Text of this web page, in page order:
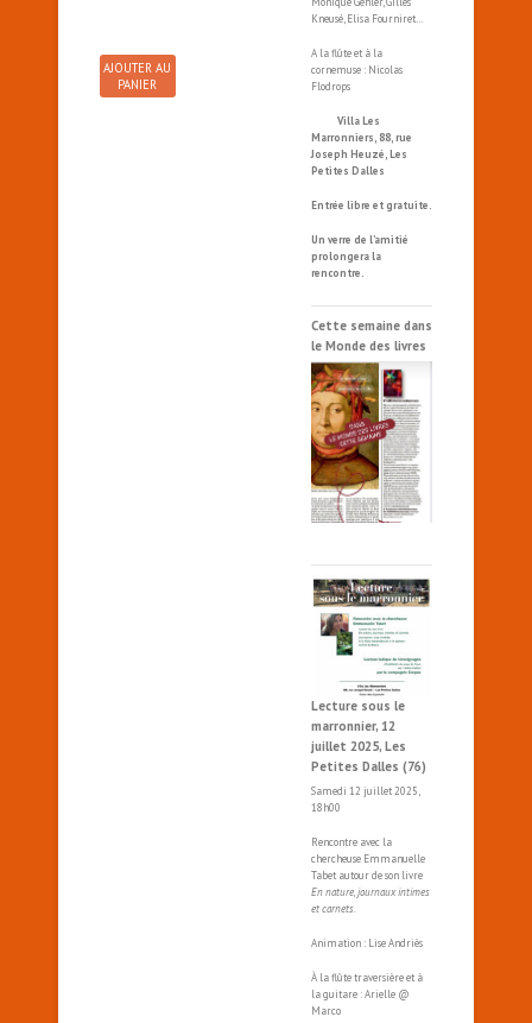
AJOUTER AU
PANIER
Kneusé, Elisa Fourniret…
A la flûte et à la
cornemuse : Nicolas
Flodrops
Villa Les
Marronniers, 88, rue
Joseph Heuzé, Les
Petites Dalles
Entrée libre et gratuite.
Un verre de l’amitié
prolongera la
rencontre.
Cette semaine dans
le Monde des livres
Lecture sous le
marronnier, 12
juillet 2025, Les
Petites Dalles (76)
Samedi 12 juillet 2025,
18h00
Rencontre avec la
chercheuse Emmanuelle
Tabet autour de son livre
En nature, journaux intimes
et carnets
Animation : Lise Andriès
À la flûte traversière et à
la guitare : Arielle @
Marco